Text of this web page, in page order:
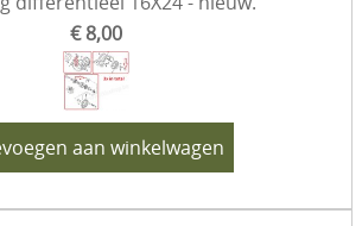
€ 8,00
aan winkelwagen